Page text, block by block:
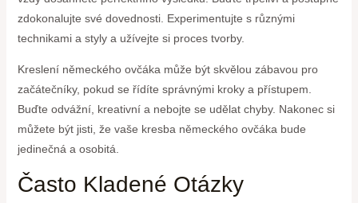
zdokonalujte své dovednosti. Experimentujte s různými
technikami a styly a užívejte si proces tvorby.
Kreslení německého ovčáka může být skvělou zábavou pro
začátečníky, pokud se řídíte správnými kroky a přístupem.
Buďte odvážní, kreativní a nebojte se udělat chyby. Nakonec si
můžete být jisti, že vaše kresba německého ovčáka bude
jedinečná a osobitá.
Často Kladené Otázky